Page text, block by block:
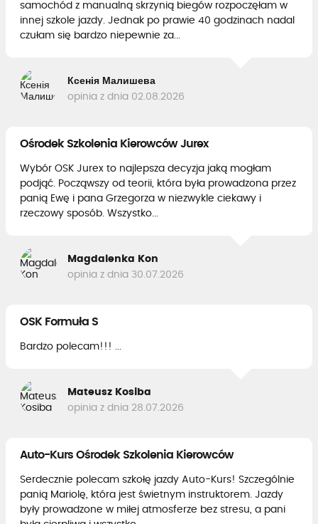
samochód z manualną skrzynią biegów rozpoczęłam w
innej szkole jazdy. Jednak po prawie 40 godzinach nadal
czułam się bardzo niepewnie za...
Ксенія Малишева
opinia z dnia 02.08.2026
Ośrodek Szkolenia Kierowców Jurex
Wybór OSK Jurex to najlepsza decyzja jaką mogłam
podjąć. Począwszy od teorii, która była prowadzona przez
panią Ewę i pana Grzegorza w niezwykle ciekawy i
rzeczowy sposób. Wszystko...
Magdalenka Kon
opinia z dnia 30.07.2026
OSK Formuła S
Bardzo polecam!!! ...
Mateusz Kosiba
opinia z dnia 28.07.2026
Auto-Kurs Ośrodek Szkolenia Kierowców
Serdecznie polecam szkołę jazdy Auto-Kurs! Szczególnie
panią Mariolę, która jest świetnym instruktorem. Jazdy
były prowadzone w miłej atmosferze bez stresu, a pani